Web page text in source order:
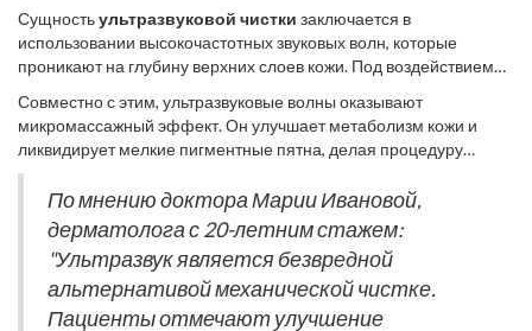
Сущностьультразвуковой чистки заключается в
использовании высокочастотных звуковых волн, которые
проникают на глубину верхних слоев кожи. Под воздействием
вибрировать и отслаиваться от поверхности кожи, удаляясь без
какой-либо боли или повреждений. Это делает
ультразвуковую чисткуособенно привлекательной для тех,
вмешательства. По своим свойствам она помогает усилить
кровообращение, стимулирует регенерацию клеток и
способствует лучшему поглощению активных веществ
Совместно с этим, ультразвуковые волны оказывают
микромассажный эффект. Он улучшает метаболизм кожи и
ликвидирует мелкие пигментные пятна, делая процедуру
эффективной в борьбе с пигментацией. Процесс очищения
также стимулирует иммунные процессы в эпидермисе, что
способствует уменьшению воспалительных реакций.
Некоторыми специалистами процедура рекомендована для
решения проблемы расширенных пор и небольших рубцов.
По мнению доктора Марии Ивановой,
дерматолога с 20-летним стажем:
"Ультразвук является безвредной
альтернативой механической чистке.
Пациенты отмечают улучшение